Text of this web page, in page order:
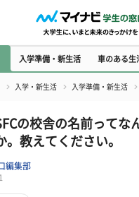
入学準備・新生活 車のある生
入学・新生活 入学準備・新生活
の校舎の名前ってな
。教えてください。
編集部